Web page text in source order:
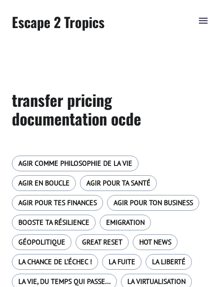
Escape 2 Tropics
transfer pricing
documentation ocde
AGIR COMME PHILOSOPHIE DE LA VIE
AGIR EN BOUCLE AGIR POUR TA SANTÉ
AGIR POUR TES FINANCES AGIR POUR TON BUSINESS
BOOSTE TA RÉSILIENCE EMIGRATION
GÉOPOLITIQUE GREAT RESET HOT NEWS
LA CHANCE DE L'ÉCHEC ! LA FUITE LA LIBERTÉ
LA VIE, DU TEMPS QUI PASSE... LA VIRTUALISATION